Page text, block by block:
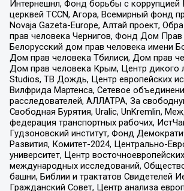
Интернешнл, Фонд борьбы с коррупцией
церквей TCCN, Агора, Всемирный фонд
Novaja Gazeta-Europe, Алтай проект,
прав человека Чернигов, Фонд Дом Прав
Белорусский дом прав человека имени
Дом прав человека Тбилиси, Дом прав
Дом прав человека Крым, Центр дикого
Studios, ТВ Дождь, Центр европейских
Вилфрида Мартенса, Сетевое
расследователей, АЛЛАТРА, За
Свободная Бурятия, Uralic, UnKremlin,
федерация транспортных рабочих,
Гудзоновский институт, Фонд
Развития, Комитет-2024, Центрально-
университет, Центр
международных исследований,
башни, Библии и трактатов Свидетелей
Гражданский Совет, Центр анализа